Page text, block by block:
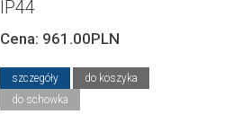
IP44
Cena: 961.00PLN
szczegóły
do koszyka
do schowka